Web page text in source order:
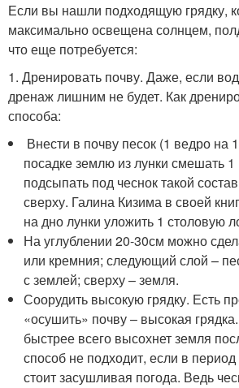
Если вы нашли подходящую грядку,
максимально освещена солнцем,
что еще потребуется:
1. Дренировать почву. Даже, если
дренаж лишним не будет. Как
способа:
Внести в почву песок (1 ведро на
посадке землю из лунки смешать 1
подсыпать под чеснок такой
сверху. Галина Кизима в своей
на дно лунки уложить 1 столовую
На углублении 20-30см можно
или кремния; следующий слой –
с землей; сверху – земля.
Соорудить высокую грядку. Есть
«осушить» почву – высокая
быстрее всего высохнет земля
способ не подходит, если в период
стоит засушливая погода. Ведь